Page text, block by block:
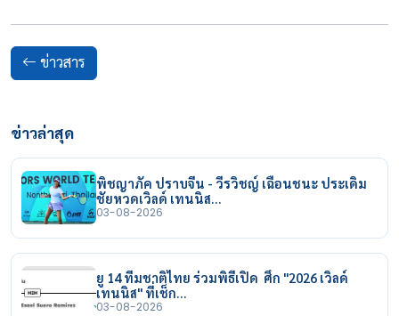
ข่าวสาร
ข่าวล่าสุด
พิชญาภัค ปราบจีน - วีรวิชญ์ เฉือนชนะ ประเดิม
ชัยหวดเวิลด์ เทนนิส…
03-08-2026
ยู 14 ทีมชาติไทย ร่วมพิธีเปิด ศึก "2026 เวิลด์
เทนนิส" ที่เช็ก…
03-08-2026